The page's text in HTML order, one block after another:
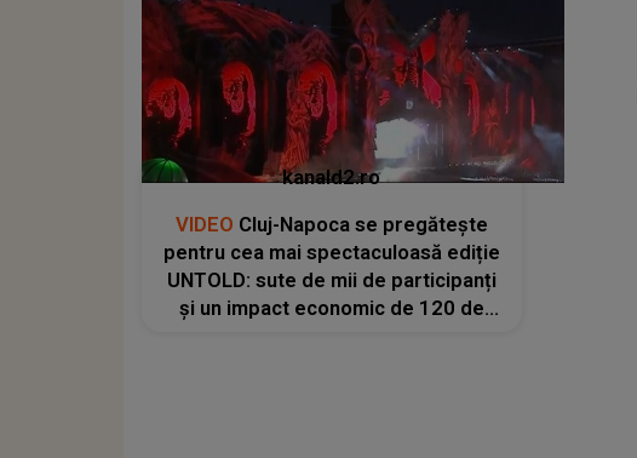
kanald2.ro
VIDEO Cluj-Napoca se pregătește
pentru cea mai spectaculoasă ediție
UNTOLD: sute de mii de participanți
și un impact economic de 120 de